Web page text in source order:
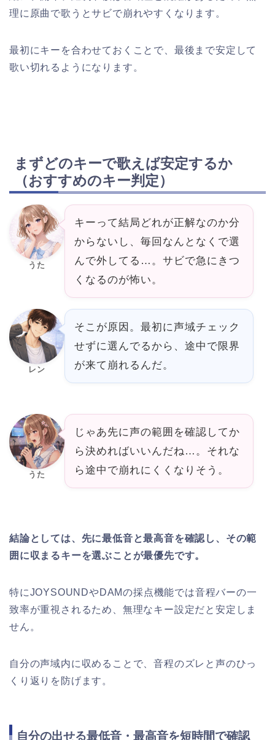
理に原曲で歌うとサビで崩れやすくなります。
最初にキーを合わせておくことで、最後まで安定して
歌い切れるようになります。
まずどのキーで歌えば安定するか
（おすすめのキー判定）
うた
キーって結局どれが正解なのか分
からないし、毎回なんとなくで選
んで外してる…。サビで急にきつ
くなるのが怖い。
レン
そこが原因。最初に声域チェック
せずに選んでるから、途中で限界
が来て崩れるんだ。
うた
じゃあ先に声の範囲を確認してか
ら決めればいいんだね…。それな
ら途中で崩れにくくなりそう。
結論としては、先に最低音と最高音を確認し、その範
囲に収まるキーを選ぶことが最優先です。
特にJOYSOUNDやDAMの採点機能では音程バーの一
致率が重視されるため、無理なキー設定だと安定しま
せん。
自分の声域内に収めることで、音程のズレと声のひっ
くり返りを防げます。
自分の出せる最低音・最高音を短時間で確認